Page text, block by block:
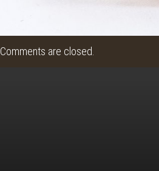
Comments are closed.